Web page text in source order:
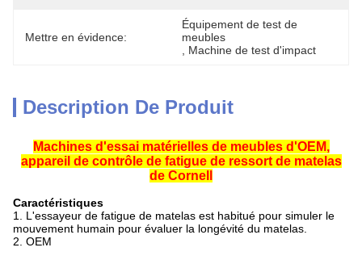
Mettre en évidence:
Équipement de test de
meubles
Machine de test d'impact
Description De Produit
Machines d'essai matérielles de meubles d'OEM,
appareil de contrôle de fatigue de ressort de matelas
de Cornell
Caractéristiques
1. L'essayeur de fatigue de matelas est habitué pour simuler le
mouvement humain pour évaluer la longévité du matelas.
2. OEM